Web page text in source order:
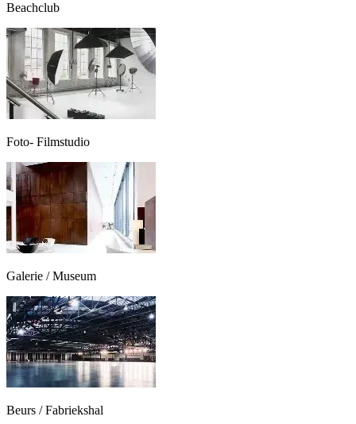
Beachclub
Foto- Filmstudio
Galerie / Museum
Beurs / Fabriekshal